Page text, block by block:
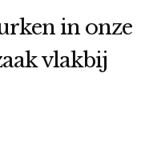
in onze
vlakbij